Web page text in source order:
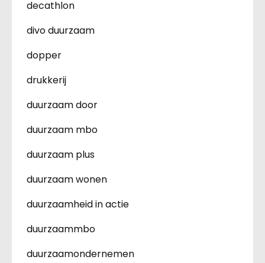
decathlon
divo duurzaam
dopper
drukkerij
duurzaam door
duurzaam mbo
duurzaam plus
duurzaam wonen
duurzaamheid in actie
duurzaammbo
duurzaamondernemen